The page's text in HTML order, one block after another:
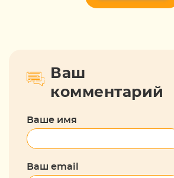
Ваш
комментарий
Ваше имя
Ваш email